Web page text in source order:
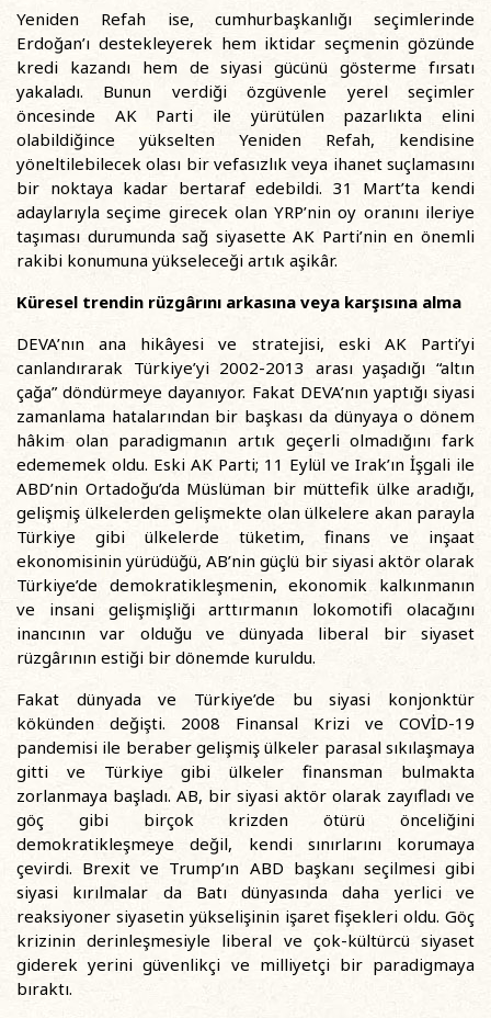
Yeniden Refah ise, cumhurbaşkanlığı seçimlerinde
Erdoğan’ı destekleyerek hem iktidar seçmenin gözünde
kredi kazandı hem de siyasi gücünü gösterme fırsatı
yakaladı. Bunun verdiği özgüvenle yerel seçimler
öncesinde AK Parti ile yürütülen pazarlıkta elini
olabildiğince yükselten Yeniden Refah, kendisine
yöneltilebilecek olası bir vefasızlık veya ihanet suçlamasını
bir noktaya kadar bertaraf edebildi. 31 Mart’ta kendi
adaylarıyla seçime girecek olan YRP’nin oy oranını ileriye
taşıması durumunda sağ siyasette AK Parti’nin en önemli
rakibi konumuna yükseleceği artık aşikâr.
Küresel trendin rüzgârını arkasına veya karşısına alma
DEVA’nın ana hikâyesi ve stratejisi, eski AK Parti’yi
canlandırarak Türkiye’yi 2002-2013 arası yaşadığı “altın
çağa” döndürmeye dayanıyor. Fakat DEVA’nın yaptığı siyasi
zamanlama hatalarından bir başkası da dünyaya o dönem
hâkim olan paradigmanın artık geçerli olmadığını fark
edememek oldu. Eski AK Parti; 11 Eylül ve Irak’ın İşgali ile
ABD’nin Ortadoğu’da Müslüman bir müttefik ülke aradığı,
gelişmiş ülkelerden gelişmekte olan ülkelere akan parayla
Türkiye gibi ülkelerde tüketim, finans ve inşaat
ekonomisinin yürüdüğü, AB’nin güçlü bir siyasi aktör olarak
Türkiye’de demokratikleşmenin, ekonomik kalkınmanın
ve insani gelişmişliği arttırmanın lokomotifi olacağını
inancının var olduğu ve dünyada liberal bir siyaset
rüzgârının estiği bir dönemde kuruldu.
Fakat dünyada ve Türkiye’de bu siyasi konjonktür
kökünden değişti. 2008 Finansal Krizi ve COVİD-19
pandemisi ile beraber gelişmiş ülkeler parasal sıkılaşmaya
gitti ve Türkiye gibi ülkeler finansman bulmakta
zorlanmaya başladı. AB, bir siyasi aktör olarak zayıfladı ve
göç gibi birçok krizden ötürü önceliğini
demokratikleşmeye değil, kendi sınırlarını korumaya
çevirdi. Brexit ve Trump’ın ABD başkanı seçilmesi gibi
siyasi kırılmalar da Batı dünyasında daha yerlici ve
reaksiyoner siyasetin yükselişinin işaret fişekleri oldu. Göç
krizinin derinleşmesiyle liberal ve çok-kültürcü siyaset
giderek yerini güvenlikçi ve milliyetçi bir paradigmaya
bıraktı.